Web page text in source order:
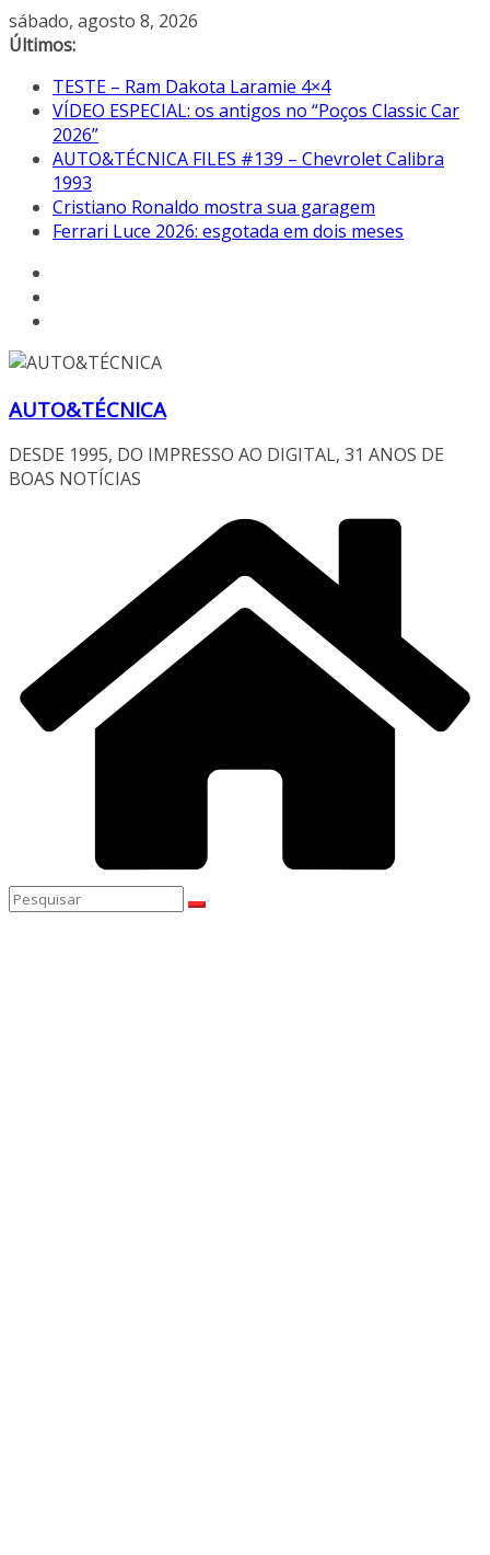
Pular
para
conteúdo
sábado, agosto 8, 2026
Últimos:
TESTE – Ram Dakota Laramie 4×4
VÍDEO ESPECIAL: os antigos no “Poços Classic Car
2026”
AUTO&TÉCNICA FILES #139 – Chevrolet Calibra
1993
Cristiano Ronaldo mostra sua garagem
Ferrari Luce 2026: esgotada em dois meses
AUTO&TÉCNICA
DESDE 1995, DO IMPRESSO AO DIGITAL, 31 ANOS DE
BOAS NOTÍCIAS